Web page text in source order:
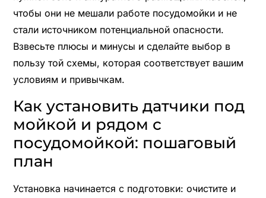
чтобы они не мешали работе посудомойки и не
стали источником потенциальной опасности.
Взвесьте плюсы и минусы и сделайте выбор в
пользу той схемы, которая соответствует вашим
условиям и привычкам.
Как установить датчики под
мойкой и рядом с
посудомойкой: пошаговый
план
Установка начинается с подготовки: очистите и